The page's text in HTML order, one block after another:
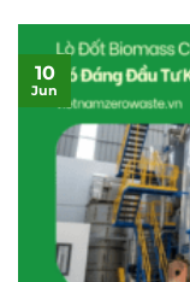
10
Jun